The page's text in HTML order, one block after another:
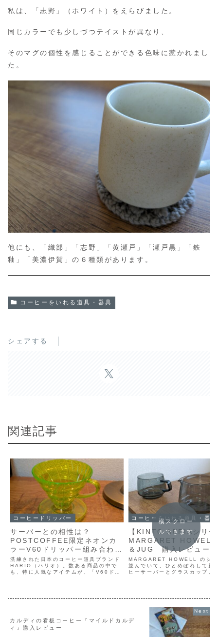
私は、「志野」（ホワイト）をえらびました。
同じカラーでも少しづつテイストが異なり、
そのマグの個性を感じることができる色味に惹かれまし
た。
他にも、「織部」「志野」「黄瀬戸」「瀬戸黒」「鉄
釉」「美濃伊賀」の６種類があります。
コーヒーをいれる道具・器具
シェアする
関連記事
コーヒードリッパー
サーバーとの相性は？
POSTCOFFEE限定ネオンカ
ラーV60ドリッパー組み合わせ
例紹介！
洗練された日本のコーヒー道具ブランド
HARIO（ハリオ）。数ある商品の中で
も、特に人気なアイテムが、「V60ドリ
「POSTCOFFE...
【KINTO SEPIAシリ
MARGARET
＆JUG 購入レビュー
MARGARET HOWELL のシ
並んでいて、ひとめぼれして買
ヒーサーバーとグラスカップ。
JUGM...
横スクロー
ルできます
カルディの看板コーヒー『マイルドカルデ
ィ』購入レビュー